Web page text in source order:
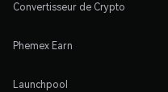
Convertisseur de Crypto
Phemex Earn
Launchpool